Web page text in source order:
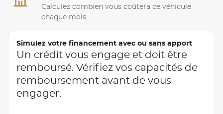
Calculez combien vous coûtera ce véhicule
chaque mois.
Simulez votre financement avec ou sans apport
Un crédit vous engage et doit être
remboursé. Vérifiez vos capacités de
remboursement avant de vous
engager.